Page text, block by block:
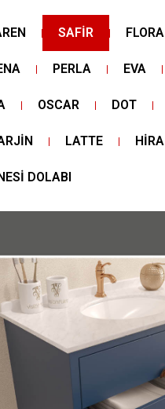
SAFİR FLORA
PERLA EVA
OSCAR DOT
LATTE HİRA
DOLABI